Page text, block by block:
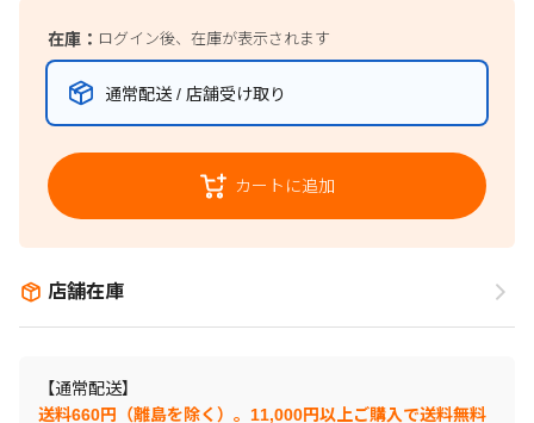
在庫： ログイン後、在庫が表示されます
通常配送 / 店舗受け取り
カートに追加
店舗在庫
【通常配送】
送料660円（離島を除く）。11,000円以上ご購入で送料無料